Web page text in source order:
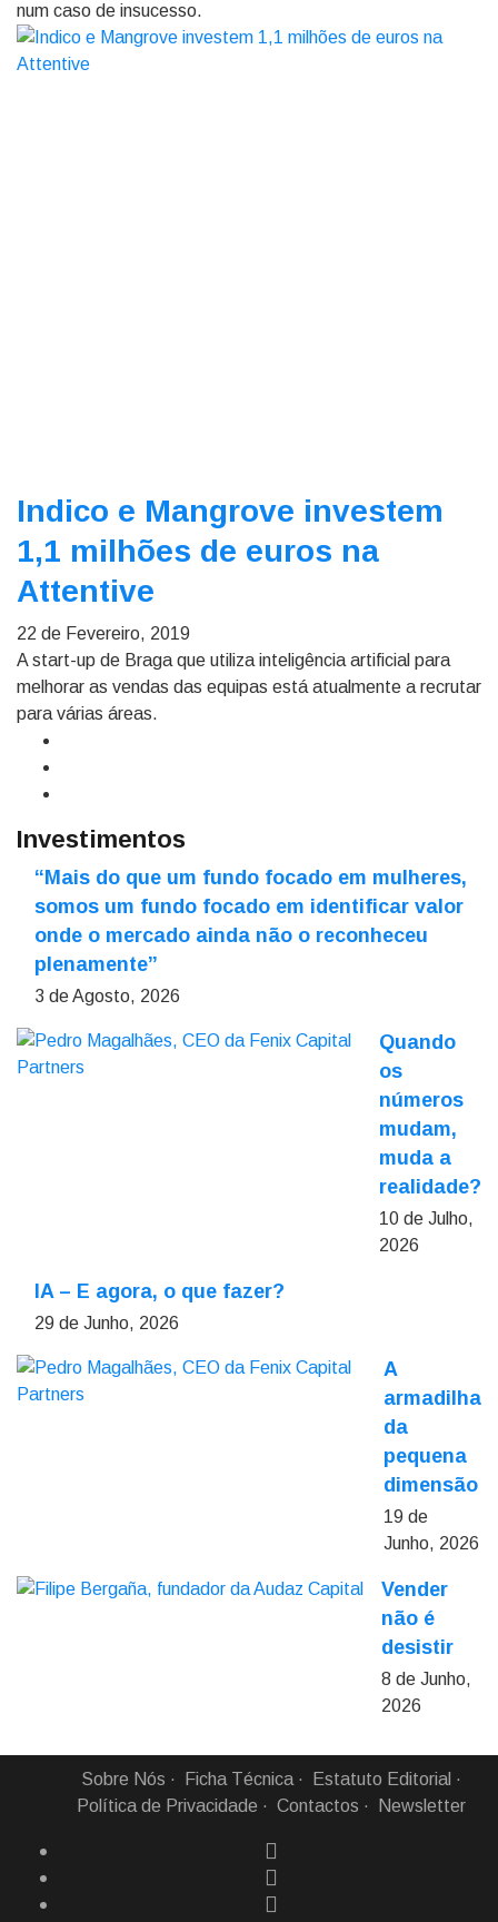
num caso de insucesso.
Indico e Mangrove investem
1,1 milhões de euros na
Attentive
22 de Fevereiro, 2019
A start-up de Braga que utiliza inteligência artificial para
melhorar as vendas das equipas está atualmente a recrutar
para várias áreas.
Investimentos
“Mais do que um fundo focado em mulheres,
somos um fundo focado em identificar valor
onde o mercado ainda não o reconheceu
plenamente”
3 de Agosto, 2026
Quando
os
números
mudam,
muda a
realidade?
10 de Julho,
2026
IA – E agora, o que fazer?
29 de Junho, 2026
A
armadilha
da
pequena
dimensão
19 de
Junho, 2026
Vender
não é
desistir
8 de Junho,
2026
Sobre Nós Ficha Técnica
Estatuto Editorial
Política de Privacidade
Contactos Newsletter